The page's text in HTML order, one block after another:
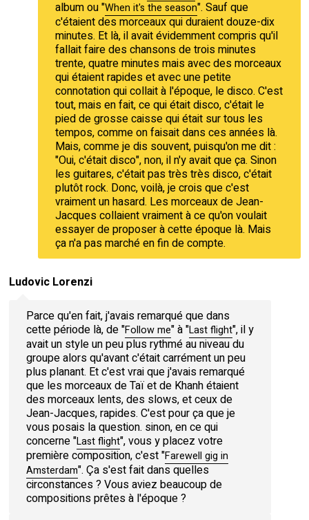
album ou "When it's the season". Sauf que
c'étaient des morceaux qui duraient douze-dix
minutes. Et là, il avait évidemment compris qu'il
fallait faire des chansons de trois minutes
trente, quatre minutes mais avec des morceaux
qui étaient rapides et avec une petite
connotation qui collait à l'époque, le disco. C'est
tout, mais en fait, ce qui était disco, c'était le
pied de grosse caisse qui était sur tous les
tempos, comme on faisait dans ces années là.
Mais, comme je dis souvent, puisqu'on me dit :
"Oui, c'était disco", non, il n'y avait que ça. Sinon
les guitares, c'était pas très très disco, c'était
plutôt rock. Donc, voilà, je crois que c'est
vraiment un hasard. Les morceaux de Jean-
Jacques collaient vraiment à ce qu'on voulait
essayer de proposer à cette époque là. Mais
ça n'a pas marché en fin de compte.
Ludovic Lorenzi
Parce qu'en fait, j'avais remarqué que dans
cette période là, de "Follow me" à "Last flight", il y
avait un style un peu plus rythmé au niveau du
groupe alors qu'avant c'était carrément un peu
plus planant. Et c'est vrai que j'avais remarqué
que les morceaux de Taï et de Khanh étaient
des morceaux lents, des slows, et ceux de
Jean-Jacques, rapides. C'est pour ça que je
vous posais la question. sinon, en ce qui
concerne "Last flight", vous y placez votre
première composition, c'est "Farewell gig in
Amsterdam". Ça s'est fait dans quelles
circonstances ? Vous aviez beaucoup de
compositions prêtes à l'époque ?